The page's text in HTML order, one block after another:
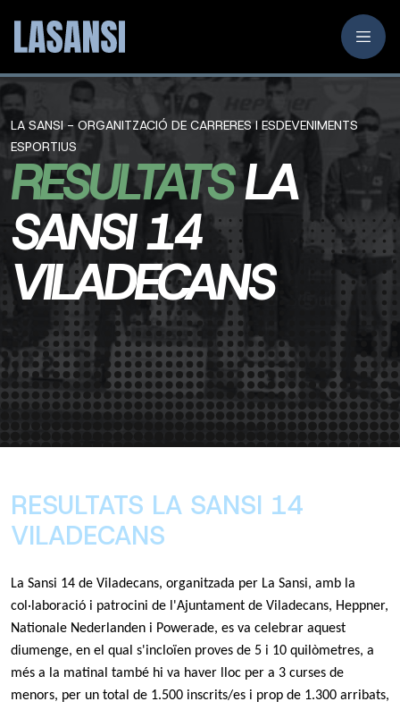
LA SANSI - ORGANITZACIÓ DE CARRERES I ESDEVENIMENTS
ESPORTIUS
RESULTATSLA
SANSI 14
VILADECANS
RESULTATS LA SANSI 14
VILADECANS
La Sansi 14 de Viladecans, organitzada per La Sansi, amb la
col·laboració i patrocini de l'Ajuntament de Viladecans, Heppner,
Nationale Nederlanden i Powerade, es va celebrar aquest
diumenge, en el qual s'incloïen proves de 5 i 10 quilòmetres, a
més a la matinal també hi va haver lloc per a 3 curses de
menors, per un total de 1.500 inscrits/es i prop de 1.300 arribats,